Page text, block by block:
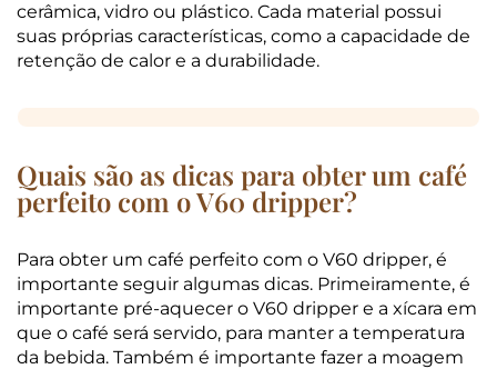
cerâmica, vidro ou plástico. Cada material possui
suas próprias características, como a capacidade de
retenção de calor e a durabilidade.
Quais são as dicas para obter um café
perfeito com o V60 dripper?
Para obter um café perfeito com o V60 dripper, é
importante seguir algumas dicas. Primeiramente, é
importante pré-aquecer o V60 dripper e a xícara em
que o café será servido, para manter a temperatura
da bebida. Também é importante fazer a moagem